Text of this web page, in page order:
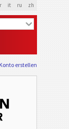
it ru zh
erstellen